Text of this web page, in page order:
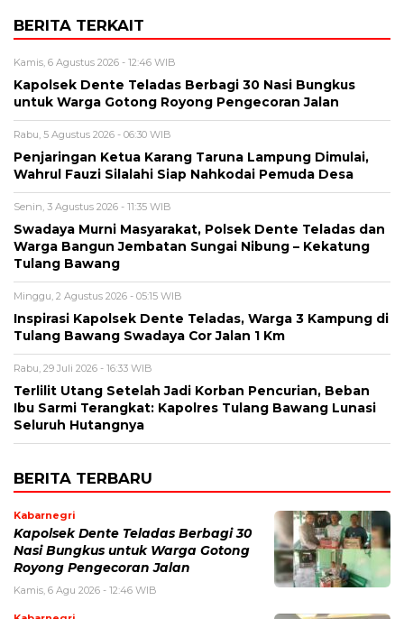
BERITA TERKAIT
Kamis, 6 Agustus 2026 - 12:46 WIB
Kapolsek Dente Teladas Berbagi 30 Nasi Bungkus
untuk Warga Gotong Royong Pengecoran Jalan
Rabu, 5 Agustus 2026 - 06:30 WIB
Penjaringan Ketua Karang Taruna Lampung Dimulai,
Wahrul Fauzi Silalahi Siap Nahkodai Pemuda Desa
Senin, 3 Agustus 2026 - 11:35 WIB
Swadaya Murni Masyarakat, Polsek Dente Teladas dan
Warga Bangun Jembatan Sungai Nibung – Kekatung
Tulang Bawang
Minggu, 2 Agustus 2026 - 05:15 WIB
Inspirasi Kapolsek Dente Teladas, Warga 3 Kampung di
Tulang Bawang Swadaya Cor Jalan 1 Km
Rabu, 29 Juli 2026 - 16:33 WIB
Terlilit Utang Setelah Jadi Korban Pencurian, Beban
Ibu Sarmi Terangkat: Kapolres Tulang Bawang Lunasi
Seluruh Hutangnya
BERITA TERBARU
Kabarnegri
Kapolsek Dente Teladas Berbagi 30
Nasi Bungkus untuk Warga Gotong
Royong Pengecoran Jalan
Kamis, 6 Agu 2026 - 12:46 WIB